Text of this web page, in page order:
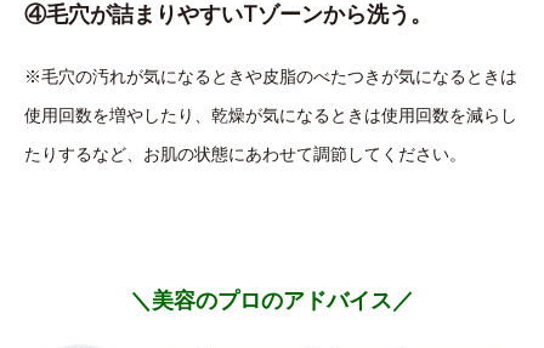
④毛穴が詰まりやすいTゾーンから洗う。
※毛穴の汚れが気になるときや皮脂のべたつきが気になるときは
使用回数を増やしたり、乾燥が気になるときは使用回数を減らし
たりするなど、お肌の状態にあわせて調節してください。
＼美容のプロのアドバイス／